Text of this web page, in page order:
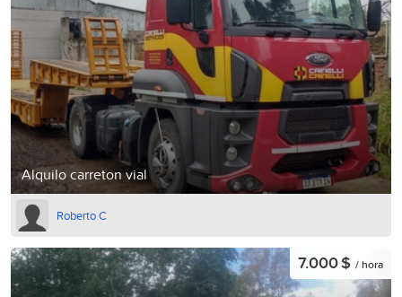
Alquilo carreton vial
Roberto C
7.000 $ / hora